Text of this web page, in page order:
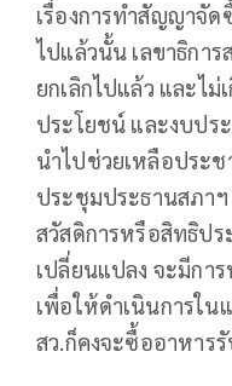
เรื่องการทำสัญญาจัด
ไปแล้วนั้น เลขาธิกา
ยกเลิกไปแล้ว และไม่
ประโยชน์ และงบป
นำไปช่วยเหลือประ
ประชุมประธานสภา
สวัสดิการหรือสิทธิปร
เปลี่ยนแปลง จะมีกา
เพื่อให้ดำเนินการใน
สว.ก็คงจะซื้ออาหาร